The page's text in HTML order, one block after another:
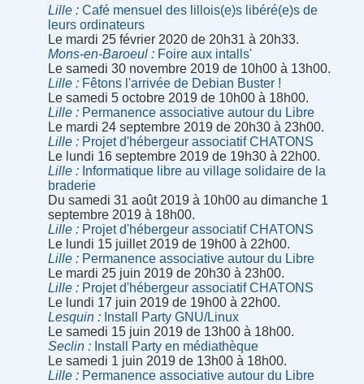
Lille
Café mensuel des lillois(e)s libéré(e)s de
leurs ordinateurs
Le mardi 25 février 2020 de 20h31 à 20h33.
Mons-en-Baroeul
Foire aux intalls'
Le samedi 30 novembre 2019 de 10h00 à 13h00.
Lille
Fêtons l'arrivée de Debian Buster !
Le samedi 5 octobre 2019 de 10h00 à 18h00.
Lille
Permanence associative autour du Libre
Le mardi 24 septembre 2019 de 20h30 à 23h00.
Lille
Projet d'hébergeur associatif CHATONS
Le lundi 16 septembre 2019 de 19h30 à 22h00.
Lille
Informatique libre au village solidaire de la
braderie
Du samedi 31 août 2019 à 10h00 au dimanche 1
septembre 2019 à 18h00.
Lille
Projet d'hébergeur associatif CHATONS
Le lundi 15 juillet 2019 de 19h00 à 22h00.
Lille
Permanence associative autour du Libre
Le mardi 25 juin 2019 de 20h30 à 23h00.
Lille
Projet d'hébergeur associatif CHATONS
Le lundi 17 juin 2019 de 19h00 à 22h00.
Lesquin
Install Party GNU/Linux
Le samedi 15 juin 2019 de 13h00 à 18h00.
Seclin
Install Party en médiathèque
Le samedi 1 juin 2019 de 13h00 à 18h00.
Lille
Permanence associative autour du Libre